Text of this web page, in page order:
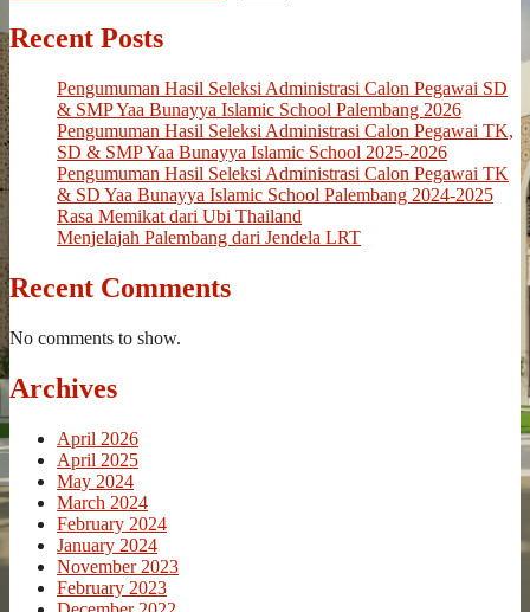
Recent Posts
Pengumuman Hasil Seleksi Administrasi Calon Pegawai SD
& SMP Yaa Bunayya Islamic School Palembang 2026
Pengumuman Hasil Seleksi Administrasi Calon Pegawai TK,
SD & SMP Yaa Bunayya Islamic School 2025-2026
Pengumuman Hasil Seleksi Administrasi Calon Pegawai TK
& SD Yaa Bunayya Islamic School Palembang 2024-2025
Rasa Memikat dari Ubi Thailand
Menjelajah Palembang dari Jendela LRT
Recent Comments
No comments to show.
Archives
April 2026
April 2025
May 2024
March 2024
February 2024
January 2024
November 2023
February 2023